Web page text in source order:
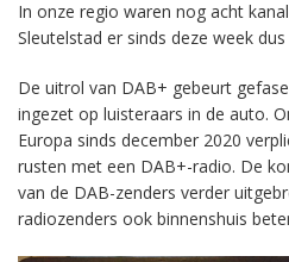
In onze regio waren nog acht
Sleutelstad er sinds deze week
De uitrol van DAB+ gebeurt
ingezet op luisteraars in de auto.
Europa sinds december 2020
rusten met een DAB+-radio. De
van de DAB-zenders verder
radiozenders ook binnenshuis